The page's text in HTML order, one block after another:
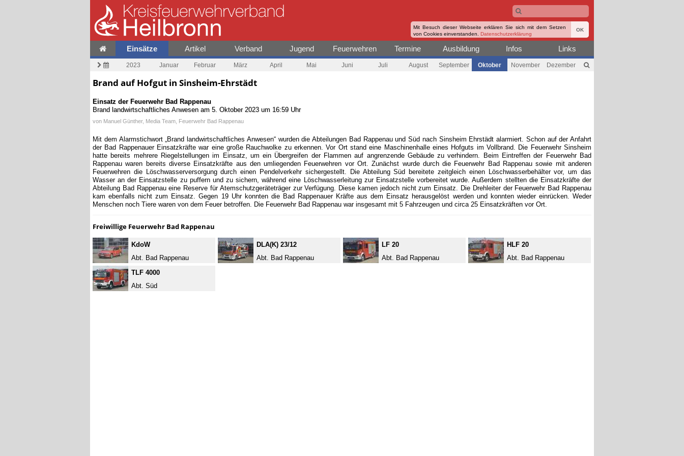
Mit Besuch dieser Webseite erklären Sie sich mit dem Setzen
von Cookies einverstanden. Datenschutzerklärung
OK
Einsätze Artikel Verband Jugend Feuerwehren Termine Ausbildung Infos Links
2023 Januar Februar März April Mai Juni Juli August September Oktober November Dezember
Brand auf Hofgut in Sinsheim-Ehrstädt
Einsatz der FeuerwehrBad Rappenau
Brand landwirtschaftliches Anwesen am 5. Oktober 2023 um 16:59 Uhr
von Manuel Günther, Media Team, Feuerwehr Bad Rappenau
Mit dem Alarmstichwort „Brand landwirtschaftliches Anwesen“ wurden die Abteilungen Bad Rappenau und Süd nach Sinsheim Ehrstädt alarmiert. Schon auf der Anfahrt
der Bad Rappenauer Einsatzkräfte war eine große Rauchwolke zu erkennen. Vor Ort stand eine Maschinenhalle eines Hofguts im Vollbrand. Die Feuerwehr Sinsheim
hatte bereits mehrere Riegelstellungen im Einsatz, um ein Übergreifen der Flammen auf angrenzende Gebäude zu verhindern. Beim Eintreffen der Feuerwehr Bad
Rappenau waren bereits diverse Einsatzkräfte aus den umliegenden Feuerwehren vor Ort. Zunächst wurde durch die Feuerwehr Bad Rappenau sowie mit anderen
Feuerwehren die Löschwasserversorgung durch einen Pendelverkehr sichergestellt. Die Abteilung Süd bereitete zeitgleich einen Löschwasserbehälter vor, um das
Wasser an der Einsatzstelle zu puffern und zu sichern, während eine Löschwasserleitung zur Einsatzstelle vorbereitet wurde. Außerdem stellten die Einsatzkräfte der
Abteilung Bad Rappenau eine Reserve für Atemschutzgeräteträger zur Verfügung. Diese kamen jedoch nicht zum Einsatz. Die Drehleiter der Feuerwehr Bad Rappenau
kam ebenfalls nicht zum Einsatz. Gegen 19 Uhr konnten die Bad Rappenauer Kräfte aus dem Einsatz herausgelöst werden und konnten wieder einrücken. Weder
Menschen noch Tiere waren von dem Feuer betroffen. Die Feuerwehr Bad Rappenau war insgesamt mit 5 Fahrzeugen und circa 25 Einsatzkräften vor Ort.
Freiwillige Feuerwehr Bad Rappenau
KdoW
Abt. Bad Rappenau
DLA(K) 23/12
Abt. Bad Rappenau
LF 20
Abt. Bad Rappenau
HLF 20
Abt. Bad Rappenau
TLF 4000
Abt. Süd